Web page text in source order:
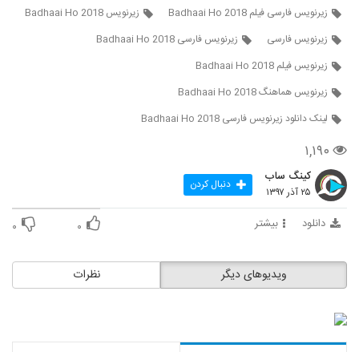
زيرنويس فارسی فيلم Badhaai Ho 2018
زیرنویس Badhaai Ho 2018
زیرنویس فارسی
زیرنویس فارسی Badhaai Ho 2018
زیرنویس فیلم Badhaai Ho 2018
زیرنویس هماهنگ Badhaai Ho 2018
لينک دانلود زيرنويس فارسی Badhaai Ho 2018
۱,۱۹۰
کینگ ساب
۲۵ آذر ۱۳۹۷ دنبال کردن
دانلود بیشتر ۰ ۰
نظرات ویدیوهای دیگر